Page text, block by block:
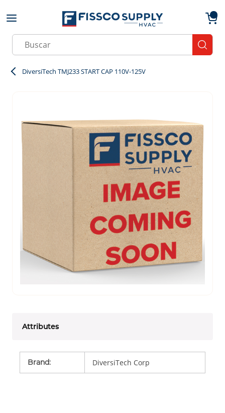
Skip to main content
Site Search
DiversiTech TMJ233 START CAP 110V-125V
Attributes
Brand: DiversiTech Corp